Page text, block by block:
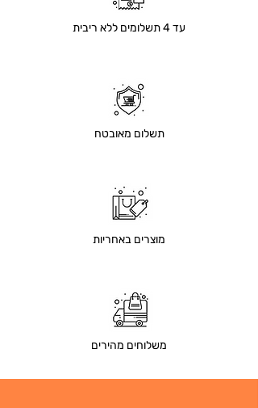
עד 4 תשלומים ללא ריבית
תשלום מאובטח
מוצרים באחריות
משלוחים מהירים